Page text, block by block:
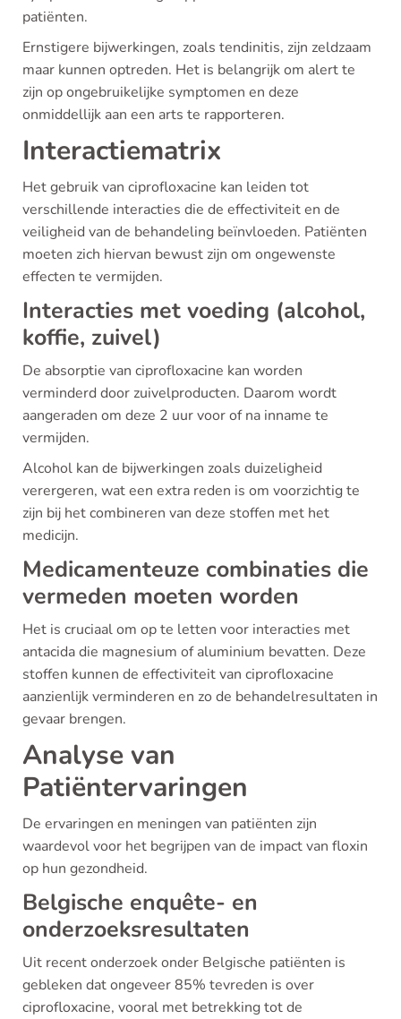
patiënten.
Ernstigere bijwerkingen, zoals tendinitis, zijn zeldzaam
maar kunnen optreden. Het is belangrijk om alert te
zijn op ongebruikelijke symptomen en deze
onmiddellijk aan een arts te rapporteren.
Interactiematrix
Het gebruik van ciprofloxacine kan leiden tot
verschillende interacties die de effectiviteit en de
veiligheid van de behandeling beïnvloeden. Patiënten
moeten zich hiervan bewust zijn om ongewenste
effecten te vermijden.
Interacties met voeding (alcohol,
koffie, zuivel)
De absorptie van ciprofloxacine kan worden
verminderd door zuivelproducten. Daarom wordt
aangeraden om deze 2 uur voor of na inname te
vermijden.
Alcohol kan de bijwerkingen zoals duizeligheid
verergeren, wat een extra reden is om voorzichtig te
zijn bij het combineren van deze stoffen met het
medicijn.
Medicamenteuze combinaties die
vermeden moeten worden
Het is cruciaal om op te letten voor interacties met
antacida die magnesium of aluminium bevatten. Deze
stoffen kunnen de effectiviteit van ciprofloxacine
aanzienlijk verminderen en zo de behandelresultaten in
gevaar brengen.
Analyse van
Patiëntervaringen
De ervaringen en meningen van patiënten zijn
waardevol voor het begrijpen van de impact van floxin
op hun gezondheid.
Belgische enquête- en
onderzoeksresultaten
Uit recent onderzoek onder Belgische patiënten is
gebleken dat ongeveer 85% tevreden is over
ciprofloxacine, vooral met betrekking tot de